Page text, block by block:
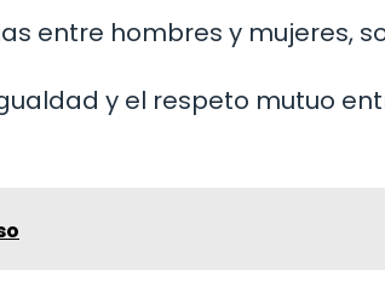
entre hombres y mujeres,
y el respeto mutuo